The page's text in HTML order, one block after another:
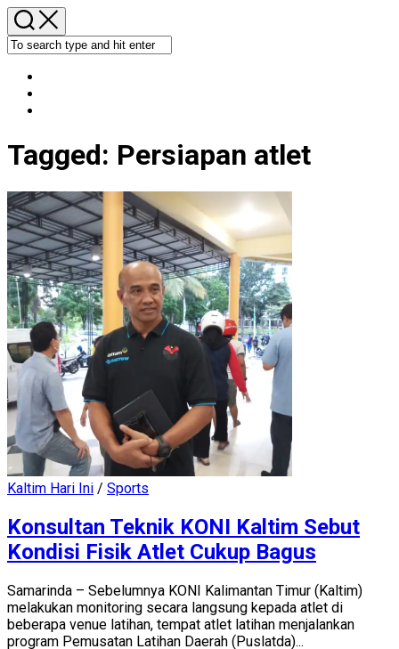
Tagged: Persiapan atlet
Kaltim Hari Ini / Sports
Konsultan Teknik KONI Kaltim Sebut
Kondisi Fisik Atlet Cukup Bagus
Samarinda – Sebelumnya KONI Kalimantan Timur (Kaltim)
melakukan monitoring secara langsung kepada atlet di
beberapa venue latihan, tempat atlet latihan menjalankan
program Pemusatan Latihan Daerah (Puslatda)...